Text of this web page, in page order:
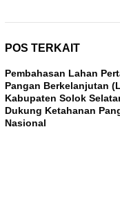
POS TERKAIT
Pembahasan Lahan
Pangan Berkelanjutan
Kabupaten Solok
Dukung Ketahanan
Nasional